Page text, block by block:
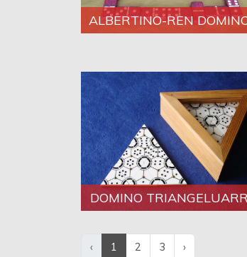
ALBERTINO-REN
DOMINO
‹ 1 2 3 ›